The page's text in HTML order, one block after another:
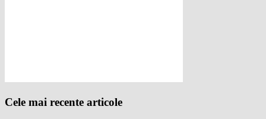
Cele mai recente articole